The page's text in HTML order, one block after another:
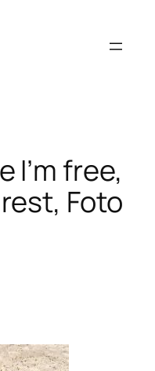
I’m free,
Foto